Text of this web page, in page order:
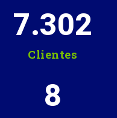
Clientes
7.302
8